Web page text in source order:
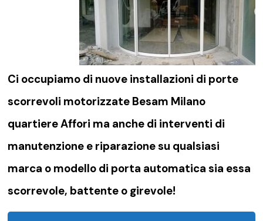
Ci occupiamo di nuove installazioni di porte
scorrevoli motorizzate Besam Milano
quartiere Affori ma anche di interventi di
manutenzione e riparazione su qualsiasi
marca o modello di porta automatica sia essa
scorrevole, battente o girevole!